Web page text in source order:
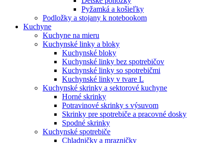
Pyžamká a košieľky
Podložky a stojany k notebookom
Kuchyne
Kuchyne na mieru
Kuchynské linky a bloky
Kuchynské bloky
Kuchynské linky bez spotrebičov
Kuchynské linky so spotrebičmi
Kuchynské linky v tvare L
Kuchynské skrinky a sektorové kuchyne
Horné skrinky
Potravinové skrinky s výsuvom
Skrinky pre spotrebiče a pracovné dosky
Spodné skrinky
Kuchynské spotrebiče
Chladničky a mrazničky